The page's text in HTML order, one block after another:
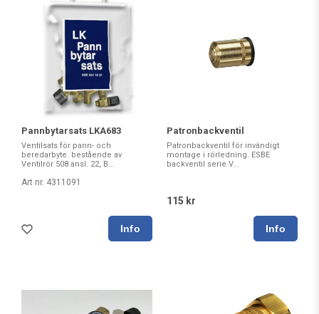
Pannbytarsats LKA683
Ventilsats för pann- och
beredarbyte. bestående av
Ventilrör 508 ansl. 22, B...
Art nr. 4311091
Patronbackventil
Patronbackventil för invändigt
montage i rörledning. ESBE
backventil serie V...
115 kr